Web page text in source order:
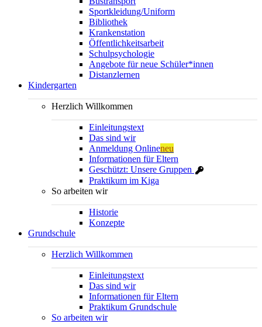
Sportkleidung/Uniform
Bibliothek
Krankenstation
Öffentlichkeitsarbeit
Schulpsychologie
Angebote für neue Schüler*innen
Distanzlernen
Kindergarten
Herzlich Willkommen
Einleitungstext
Das sind wir
Anmeldung Onlineneu
Informationen für Eltern
Geschützt: Unsere Gruppen
Praktikum im Kiga
So arbeiten wir
Historie
Konzepte
Grundschule
Herzlich Willkommen
Einleitungstext
Das sind wir
Informationen für Eltern
Praktikum Grundschule
So arbeiten wir